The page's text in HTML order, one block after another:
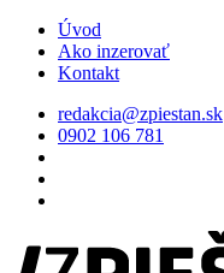
Úvod
Ako inzerovať
Kontakt
redakcia@zpiestan.sk
0902 106 781